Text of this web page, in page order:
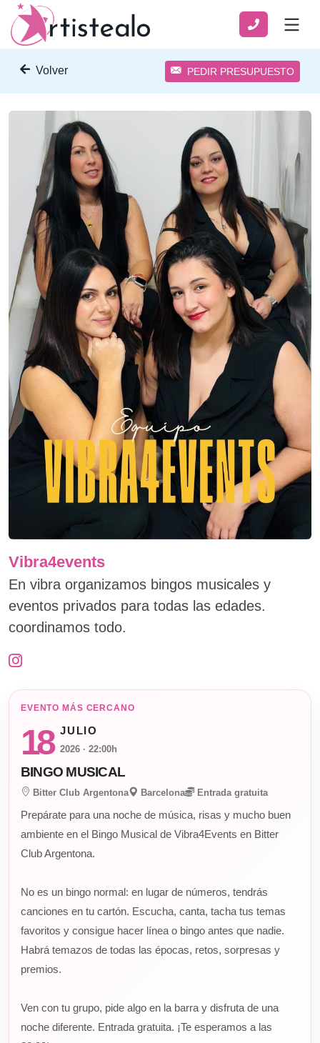
Volver PEDIR PRESUPUESTO
Vibra4events
En vibra organizamos bingos musicales y
eventos privados para todas las edades.
coordinamos todo.
EVENTO MÁS CERCANO
18 JULIO
2026 · 22:00h
BINGO MUSICAL
Bitter Club Argentona Barcelona Entrada gratuita
Prepárate para una noche de música, risas y mucho buen
ambiente en el Bingo Musical de Vibra4Events en Bitter
Club Argentona.
No es un bingo normal: en lugar de números, tendrás
canciones en tu cartón. Escucha, canta, tacha tus temas
favoritos y consigue hacer línea o bingo antes que nadie.
Habrá temazos de todas las épocas, retos, sorpresas y
premios.
Ven con tu grupo, pide algo en la barra y disfruta de una
noche diferente. Entrada gratuita. ¡Te esperamos a las